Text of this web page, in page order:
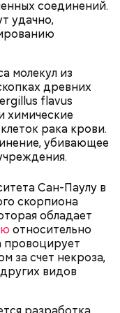
соединений.
удачно,
молекул из
древних
flavus
химические
рака крови.
убивающее
Сан-Паулу в
скорпиона
обладает
относительно
провоцирует
за счет некроза,
видов
нее появились